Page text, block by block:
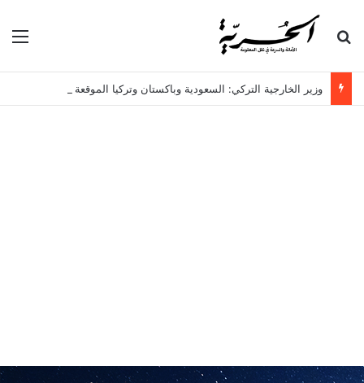
بحث عن